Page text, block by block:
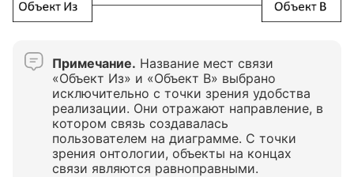
Примечание. Название мест связи
«Объект Из» и «Объект В» выбрано
исключительно с точки зрения удобства
реализации. Они отражают направление, в
котором связь создавалась
пользователем на диаграмме. С точки
зрения онтологии, объекты на концах
связи являются равноправными.